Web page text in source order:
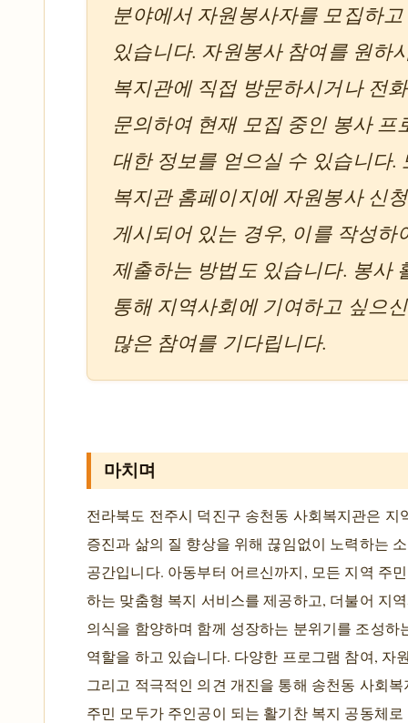
분야에서 자원봉사자를 모집하고
있습니다. 자원봉사 참여를 원하
복지관에 직접 방문하시거나 전
문의하여 현재 모집 중인 봉사 프
대한 정보를 얻으실 수 있습니다.
복지관 홈페이지에 자원봉사 신
게시되어 있는 경우, 이를 작성하
제출하는 방법도 있습니다. 봉사
통해 지역사회에 기여하고 싶으
많은 참여를 기다립니다.
마치며
전라북도 전주시 덕진구 송천동 사회복지관은 지
증진과 삶의 질 향상을 위해 끊임없이 노력하는
공간입니다. 아동부터 어르신까지, 모든 지역 주
하는 맞춤형 복지 서비스를 제공하고, 더불어 지
의식을 함양하며 함께 성장하는 분위기를 조성하
역할을 하고 있습니다. 다양한 프로그램 참여, 자
그리고 적극적인 의견 개진을 통해 송천동 사회
주민 모두가 주인공이 되는 활기찬 복지 공동체로